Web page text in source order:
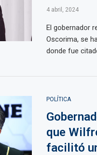
4 abril, 2024
El gobernador
Oscorima, se
donde fue
POLÍTICA
que
facilitó